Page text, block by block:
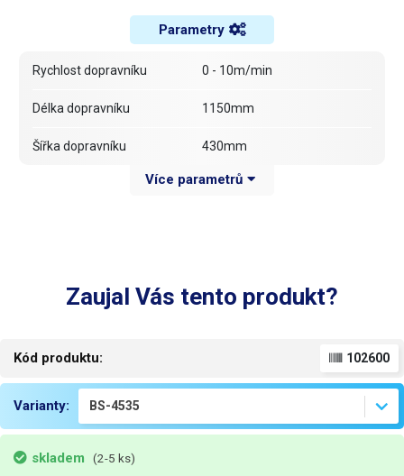
Parametry
Rychlost dopravníku 0 - 10m/min
Délka dopravníku 1150mm
Šířka dopravníku 430mm
330mm
Typ ohřevu
element)
Rozměry
x 690(h)mm
Váha netto 101kg
Váha balení [kg]:
Více parametrů
Zaujal Vás tento produkt?
Kód produktu: 102600
Varianty:
skladem (2-5 ks)